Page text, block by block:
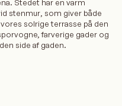
Stedet har en varm
stenmur, som giver både
solrige terrasse på den
farverige gader og
side af gaden.